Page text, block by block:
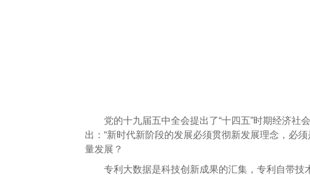
党的十九届五中全会提出了“十四五”时期经济社会
出：“新时代新阶段的发展必须贯彻新发展理念，必
量发展？
专利 大数据是科技创新成果的汇集，专利自带